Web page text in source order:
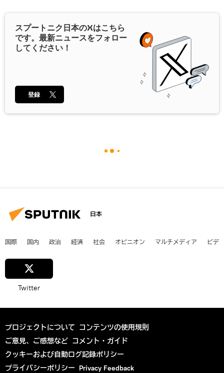
スプートニク日本のXはこちら
です。最新ニュースをフォロー
してください！
登録
日本
国際 国内 政治 経済 社会 オピニオン マルチメディア ビデ
Twitter
プロジェクトについて コンテンツの使用規則
ご意見、ご感想など コメント・ガイド
クッキーおよび自動ログ記録ポリシー
プライバシーポリシー Privacy Feedback